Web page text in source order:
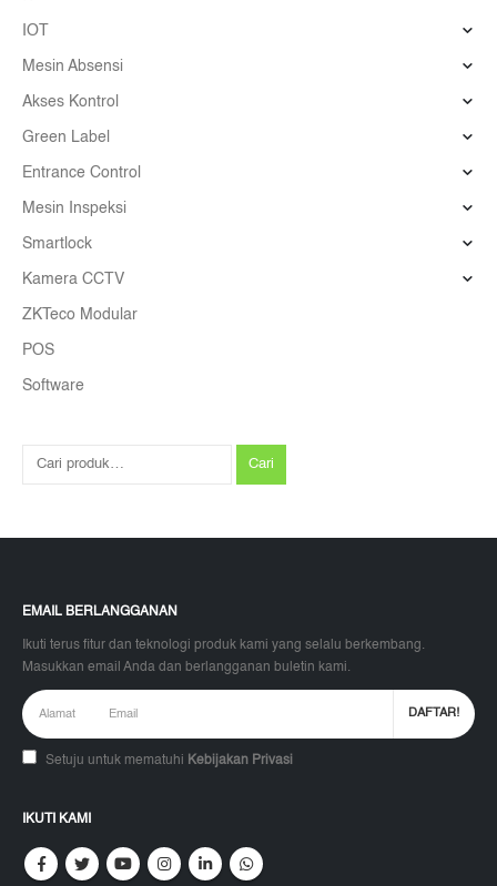
IOT
Mesin Absensi
Akses Kontrol
Green Label
Entrance Control
Mesin Inspeksi
Smartlock
Kamera CCTV
ZKTeco Modular
POS
Software
Cari
EMAIL BERLANGGANAN
Ikuti terus fitur dan teknologi produk kami yang selalu berkembang.
Masukkan email Anda dan berlangganan buletin kami.
Setuju untuk mematuhi Kebijakan Privasi
IKUTI KAMI